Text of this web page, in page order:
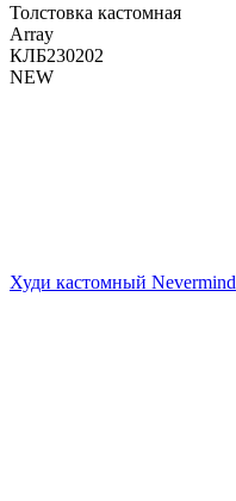
Толстовка кастомная
Array
КЛБ230202
NEW
Худи кастомный Nevermind